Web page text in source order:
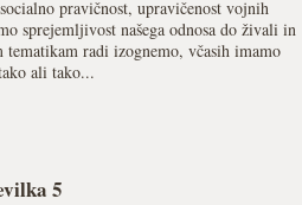
pravičnost, upravičenost vojnih
sprejemljivost našega odnosa do živali in
tematikam radi izognemo, včasih imamo
ali tako...
5